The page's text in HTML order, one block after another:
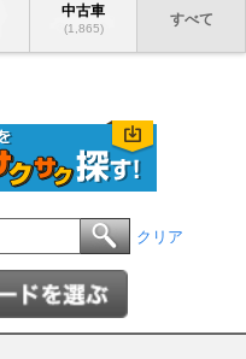
中古車
(1,865)
すべて
クリア